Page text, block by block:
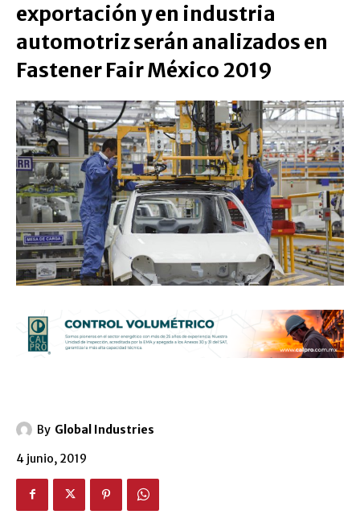
exportación y en industria
automotriz serán analizados en
Fastener Fair México 2019
By Global Industries
4 junio, 2019